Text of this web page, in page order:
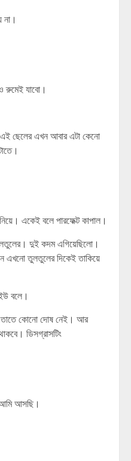
না।
যাবো।
ছেলের এখন আবার এটা কেনো
একেই বলে পারফেক্ট কাপাল।
দুই কদম এগিয়েছিলো।
এখনো তুলতুলের দিকেই তাকিয়ে
বলে।
তাতে কোনো দোষ নেই। আর
ডিসগ্রাসটিং
আসছি।